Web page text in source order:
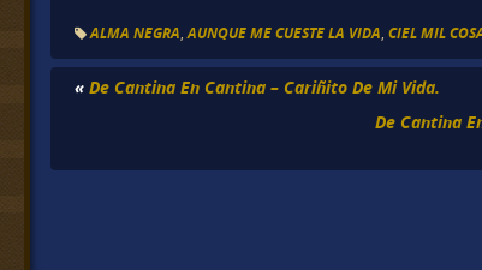
ALMA NEGRA ,AUNQUE ME CUESTE LA VIDA ,CIEL MIL
«De Cantina En Cantina – Cariñito De Mi Vida.
De Cantina